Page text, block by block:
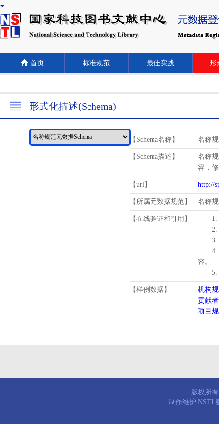
首页 标准规范 最佳实践 形
形式化描述(Schema)
【Schema名称】 名称规
【Schema描述】
名称
容，
【url】 http://
【所属元数据规范】 名称
【在线验证和引用】
1.
2.
3.
4.
容。
5.
【样例数据】
机构
贡献
项目
版权所
制作维护:NSTL